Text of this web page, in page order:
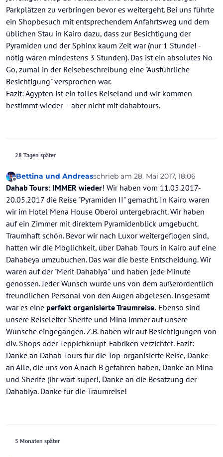
Parkplätzen zu verbringen bevor es weitergeht. Bei uns führte
ein Shopbesuch mit entsprechendem Anfahrtsweg und dem
üblichen Stau in Kairo dazu, dass zur Besichtigung der
Pyramiden und der Sphinx kaum Zeit war (nur 1 Stunde! -
nötig wären mindestens 3 Stunden). Das ist ein absolutes No
Go, zumal in der Reisebeschreibung eine "Ausführliche
Besichtigung" versprochen war.
Fazit: Ägypten ist ein tolles Reiseland und wir kommen
bestimmt wieder – aber nicht mit dahabtours.
28 Tagen später
Offline
Bettina und Andreasschrieb am 28. Mai 2017, 18:06
zuletzt editiert von
Dahab Tours: IMMER wieder! Wir haben vom 11.05.2017-
20.05.2017 die Reise "Pyramiden II" gemacht. In Kairo waren
wir im Hotel Mena House Oberoi untergebracht. Wir haben
auf ein Zimmer mit direktem Pyramidenblick umgebucht.
Traumhaft schön. Bevor wir nach Luxor weitergeflogen sind,
hatten wir die Möglichkeit, über Dahab Tours in Kairo auf eine
Dahabeya umzubuchen. Das war die beste Entscheidung. Wir
waren auf der "Merit Dahabiya" und haben jede Minute
genossen. Jeder Wunsch wurde uns von dem außerordentlich
freundlichen Personal von den Augen abgelesen. Insgesamt
war es eine perfekt organisierte Traumreise. Ebenso sind
unsere Reiseleiter Sherife und Mina immer auf unsere
Wünsche eingegangen. Z.B. haben wir auf Besichtigungen von
div. Shops oder Teppichknüpf-Fabriken verzichtet. Fazit:
Danke an Dahab Tours für die Top-organisierte Reise, Danke
an Alle, die uns von A nach B gefahren haben, Danke an Mina
und Sherife (ihr wart super!, Danke an die Besatzung der
Dahabiya. Danke für die Traumreise!
5 Monaten später